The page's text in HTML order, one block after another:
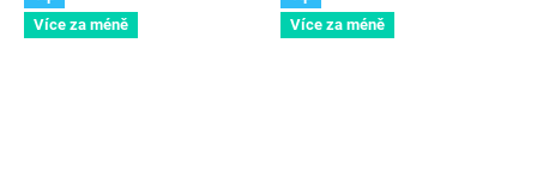
Více za méně
Více za méně